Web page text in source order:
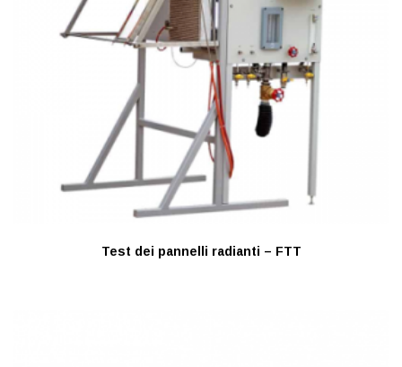
Test dei pannelli radianti – FTT